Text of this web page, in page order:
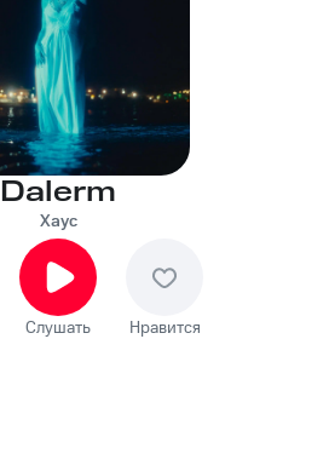
Dalerm
Хаус
Слушать Нравится